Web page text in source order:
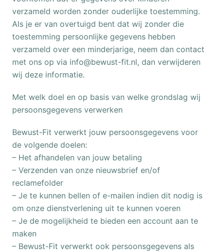
verzameld worden zonder ouderlijke toestemming.
Als je er van overtuigd bent dat wij zonder die
toestemming persoonlijke gegevens hebben
verzameld over een minderjarige, neem dan contact
met ons op via info@bewust-fit.nl, dan verwijderen
wij deze informatie.
Met welk doel en op basis van welke grondslag wij
persoonsgegevens verwerken
Bewust-Fit verwerkt jouw persoonsgegevens voor
de volgende doelen:
– Het afhandelen van jouw betaling
– Verzenden van onze nieuwsbrief en/of
reclamefolder
– Je te kunnen bellen of e-mailen indien dit nodig is
om onze dienstverlening uit te kunnen voeren
– Je de mogelijkheid te bieden een account aan te
maken
– Bewust-Fit verwerkt ook persoonsgegevens als